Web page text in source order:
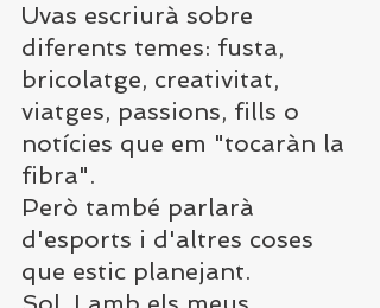
Uvas escriurà sobre
diferents temes: fusta,
bricolatge, creativitat,
viatges, passions, fills o
notícies que em "tocaràn la
fibra".
Però també parlarà
d'esports i d'altres coses
que estic planejant.